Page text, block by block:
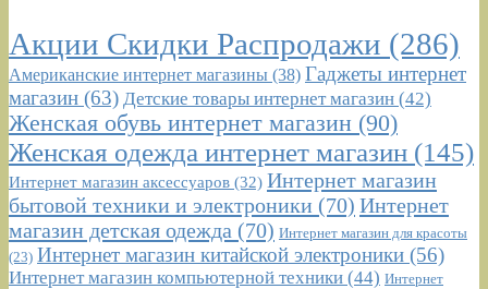
Акции Скидки Распродажи (286)
Американские интернет магазины (38) Гаджеты интернет
магазин (63) Детские товары интернет магазин (42)
Женская обувь интернет магазин (90)
Женская одежда интернет магазин (145)
Интернет магазин аксессуаров (32) Интернет магазин
бытовой техники и электроники (70) Интернет
магазин детская одежда (70) Интернет магазин для красоты
(23) Интернет магазин китайской электроники (56)
Интернет магазин компьютерной техники (44) Интернет